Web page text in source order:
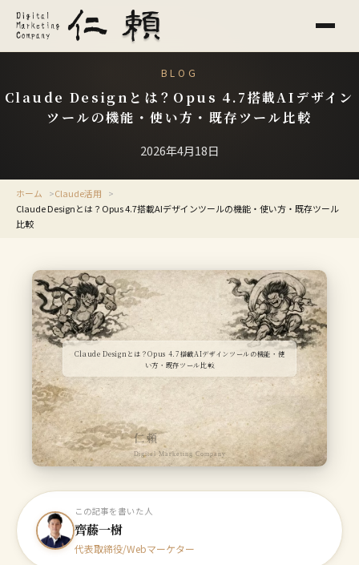
BLOG
Claude Designとは？Opus 4.7搭載AIデザイン
ツールの機能・使い方・既存ツール比較
2026年4月18日
ホーム
Claude活用
Claude Designとは？Opus 4.7搭載AIデザインツールの機能・使い方・既存ツール
比較
Claude Designとは？Opus 4.7搭載AIデザインツールの機能・使
い方・既存ツール比較
仁頼
Digital Marketing Company
この記事を書いた人
齊藤一樹
代表取締役/Webマーケター